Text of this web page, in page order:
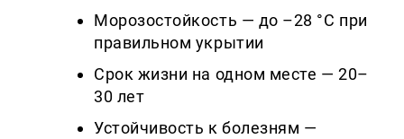
Морозостойкость — до –28 °C при
правильном укрытии
Срок жизни на одном месте — 20–
30 лет
Устойчивость к болезням —